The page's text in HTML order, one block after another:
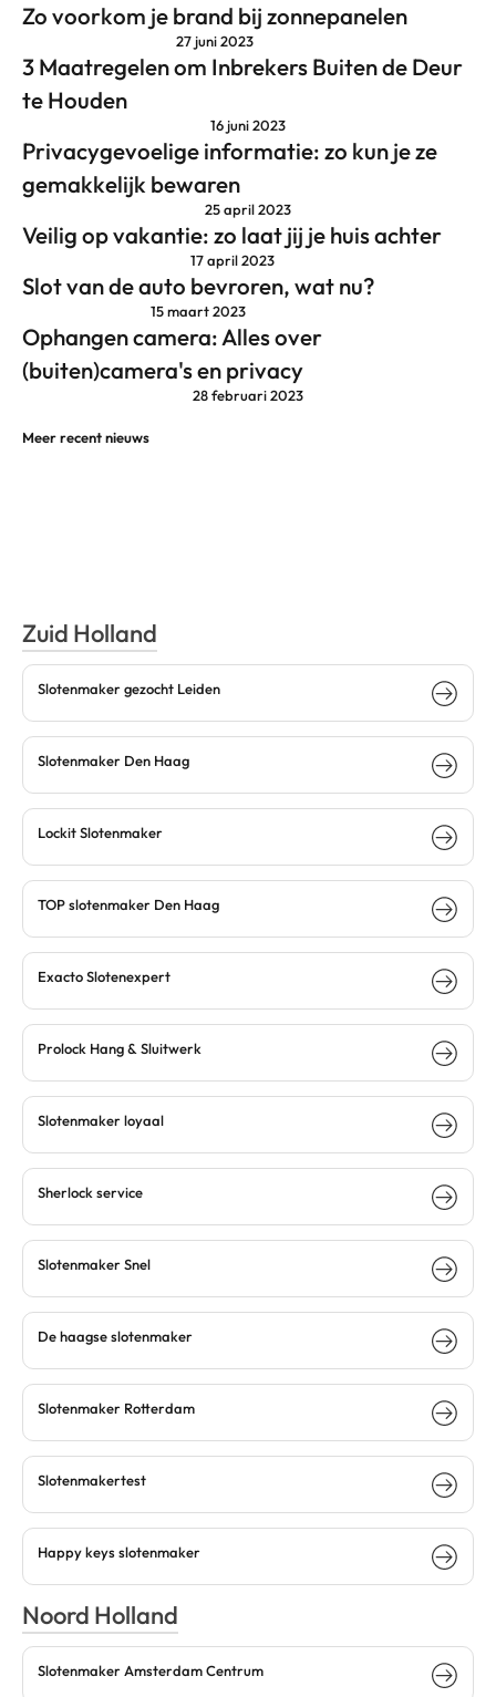
Zo voorkom je brand bij zonnepanelen
27 juni 2023
3 Maatregelen om Inbrekers Buiten de Deur
te Houden
16 juni 2023
Privacygevoelige informatie: zo kun je ze
gemakkelijk bewaren
25 april 2023
Veilig op vakantie: zo laat jij je huis achter
17 april 2023
Slot van de auto bevroren, wat nu?
15 maart 2023
Ophangen camera: Alles over
(buiten)camera's en privacy
28 februari 2023
Meer recent nieuws
Zuid Holland
Slotenmaker gezocht Leiden
Slotenmaker Den Haag
Lockit Slotenmaker
TOP slotenmaker Den Haag
Exacto Slotenexpert
Prolock Hang & Sluitwerk
Slotenmaker loyaal
Sherlock service
Slotenmaker Snel
De haagse slotenmaker
Slotenmaker Rotterdam
Slotenmakertest
Happy keys slotenmaker
Noord Holland
Slotenmaker Amsterdam Centrum